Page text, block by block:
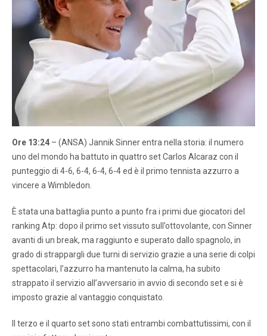
Ore 13:24 – (ANSA) Jannik Sinner entra nella storia: il numero
uno del mondo ha battuto in quattro set Carlos Alcaraz con il
punteggio di 4-6, 6-4, 6-4, 6-4 ed è il primo tennista azzurro a
vincere a Wimbledon.
È stata una battaglia punto a punto fra i primi due giocatori del
ranking Atp: dopo il primo set vissuto sull’ottovolante, con Sinner
avanti di un break, ma raggiunto e superato dallo spagnolo, in
grado di strappargli due turni di servizio grazie a una serie di colpi
spettacolari, l’azzurro ha mantenuto la calma, ha subito
strappato il servizio all’avversario in avvio di secondo set e si è
imposto grazie al vantaggio conquistato.
Il terzo e il quarto set sono stati entrambi combattutissimi, con il